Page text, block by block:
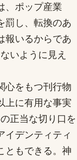
、ポップ産業
罰し、転換のあ
報いるからであ
いように見え
心をもつ刊行物
上に有用な事実
正当な切り口を
イデンティティ
ともできる。神